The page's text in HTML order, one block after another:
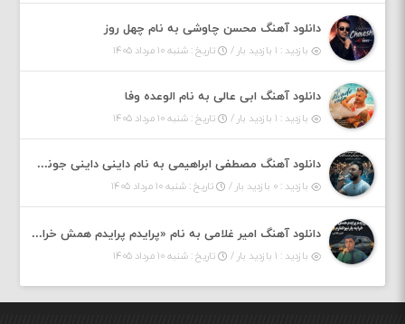
دانلود آهنگ محسن چاوشی به نام چهل روز
بازدید : ۱ بازدید بار / تاریخ : شنبه ۱۰ مرداد ۱۴۰۵
دانلود آهنگ ابی عالی به نام الوعده وفا
بازدید : ۱ بازدید بار / تاریخ : شنبه ۱۰ مرداد ۱۴۰۵
دانلود آهنگ مصطفی ابراهیمی به نام داینی داینی جونم قربون پنج تیر پرونم
بازدید : ۰ بازدید بار / تاریخ : شنبه ۱۰ مرداد ۱۴۰۵
دانلود آهنگ امیر غلامی به نام «پرایدم پرایدم همش خرابه یار نیو کنارم دیگه پولی نداروم (ریمیکس اینستاگرام)»
بازدید : ۱ بازدید بار / تاریخ : شنبه ۱۰ مرداد ۱۴۰۵